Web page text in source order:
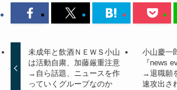
未成年と飲酒ＮＥＷＳ小山
は活動自粛、加藤厳重注意
→自ら話題、ニュースを作
っていくグループなのか
小山慶一
『news
→退職願
速攻出さ